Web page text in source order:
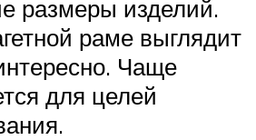
размеры изделий.
раме выглядит
Чаще
для целей